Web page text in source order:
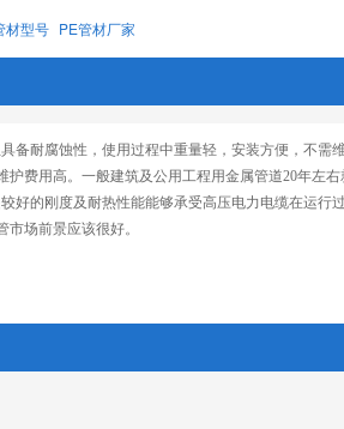
材型号 PE管材厂家
备耐腐蚀性，使用过程中重量轻，安装方便，不需
护费用高。一般建筑及公用工程用金属管道20年左
好的刚度及耐热性能能够承受高压电力电缆在运行
场前景应该很好。